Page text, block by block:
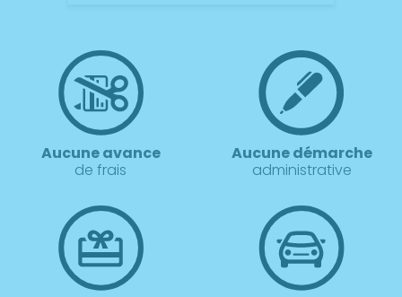
Aucune avance
de frais
Aucune démarche
administrative